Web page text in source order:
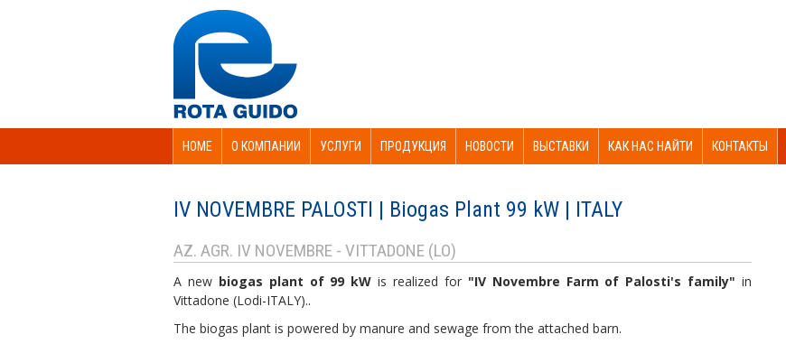
HOME О КОМПАНИИ УСЛУГИ ПРОДУКЦИЯ НОВОСТИ ВЫСТАВКИ КАК НАС НАЙТИ КОНТАКТЫ
IV NOVEMBRE PALOSTI | Biogas Plant 99 kW | ITALY
AZ. AGR. IV NOVEMBRE - VITTADONE (LO)
A newbiogas plant of 99 kWis realized for"IV Novembre Farm of Palosti's family" in
Vittadone (Lodi-ITALY)..
The biogas plant is powered by manure and sewage from the attached barn.